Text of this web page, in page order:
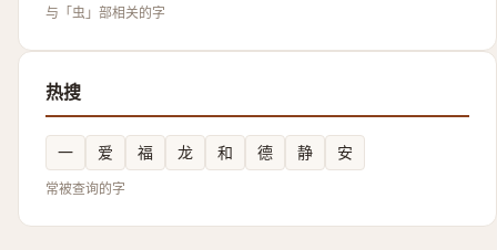
与「虫」部相关的字
热搜
一 爱 福 龙 和 德 静 安
常被查询的字